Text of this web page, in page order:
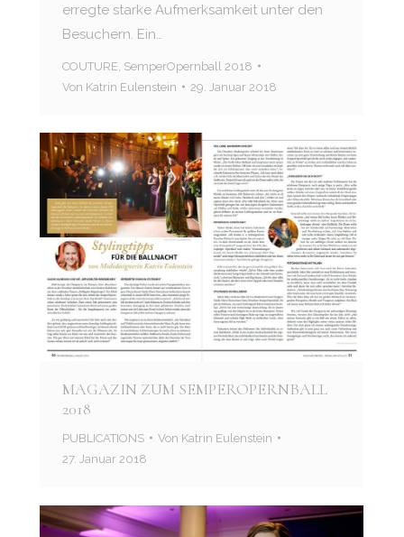
erregte starke Aufmerksamkeit unter den
Besuchern. Ein…
COUTURE SemperOpernball 2018
Von Katrin Eulenstein 29. Januar 2018
MAGAZIN ZUM SEMPEROPERNBALL
2018
PUBLICATIONS Von Katrin Eulenstein
27. Januar 2018